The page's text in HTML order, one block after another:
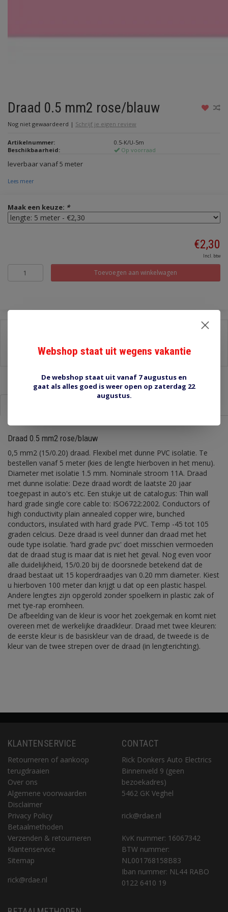
Draad 0.5 mm2 rose/blauw
Nog niet gewaardeerd | Schrijf je eigen review
Artikelnummer:
0.5-K/U-5m
Beschikbaarheid:
Op voorraad
leverbaar vanaf 5 meter
Lees meer
Maak een keuze: *
€2,30
Incl. btw
Toevoegen aan winkelwagen
Stel een vraag over dit product
Afdrukken
Draad 0.5 mm2 rose/blauw
0,5 mm2 (15/0.20) draad. Flexibel met dunne PVC isolatie. Te
bestellen vanaf 5 meter (kies de lengte hierboven in het menu).
Diameter met isolatie 1.5 mm. Nominale stroom 11A. Draad
met dunne isolatie: Deze draad wordt de laatste 20 jaar
toegepast in auto's etc. Een stukje uit de catalogus: Thin wall
hard grade single core cable to: ISO6722:2002. Conductors of
high conductivity plain annealed copper wire, bunched
conductors, insulated with hard grade PVC. Temp -45 tot 105
graden celcius. Deze draad is veel dunner dan draad met het
oude type isolatie. 'hard grade pvc' doet misschien vermoeden
dat de draad stug is maar dat is niet het geval. Nog even voor
alle duidelijkheid, 15/0.20 bij de doorsnede betekend dat de
draad bestaat uit 15 koperdraadjes van 0.20 mm diameter. Kiest
u hierboven 100 meter dan krijgt u dat op een plastic haspel.
Andere lengtes zijn opgerold zonder spoelkern in plastic zak of
met tye-rap eromheen.
De afbeelding van de kleur is voor het zoekgemak en komt niet
overeen met de werkelijke draadkleur. Draad met twee kleuren:
de eerste kleur is de basiskleur van de draad, de tweede is de
kleur van de twee strepen over de draad (in lengterichting).
KLANTENSERVICE
Retourneren of aankoop
terugdraaien
Over ons
Algemene voorwaarden
Disclaimer
Privacy Policy
Betaalmethoden
Verzenden & retourneren
Klantenservice
Sitemap
rick@rdae.nl
CONTACT
Rick Donkers Auto Electrics
Binnenveld 9 (geen
bezoekadres)
5462 GK Veghel
rick@rdae.nl
KvK nummer: 16067342
BTW nummer:
NL001768158B83
Iban nummer: NL44 RABO
0122 6410 19
Webshop staat uit wegens vakantie
De webshop staat uit vanaf 7 augustus en
gaat als alles goed is weer open op zaterdag 22
augustus.